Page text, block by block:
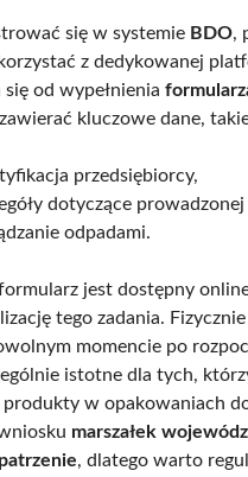
się w systemie BDO,
z dedykowanej
od wypełnienia
kluczowe dane,
przedsiębiorcy,
dotyczące prowadzonej
odpadami.
jest dostępny
tego zadania.
momencie po
istotne dla tych,
w opakowaniach
marszałek
, dlatego warto